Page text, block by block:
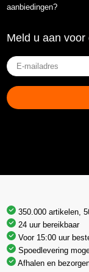
aanbiedingen?
Meld u aan
E-
mailadres(Vereist)
350.000 artikelen,
24 uur bereikbaar
Voor 15:00 uur
Spoedlevering
Afhalen en